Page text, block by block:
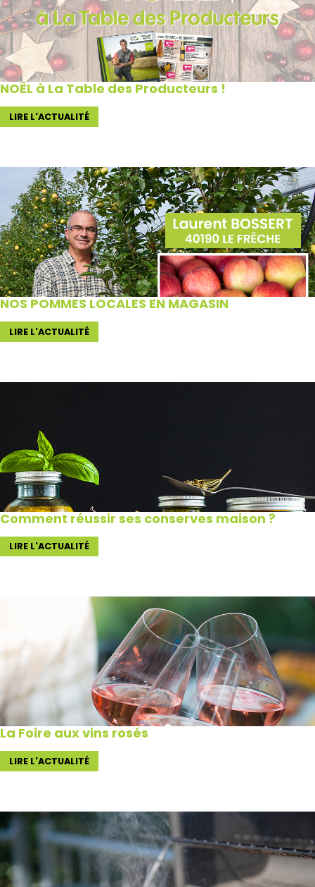
NOËL à La Table des Producteurs !
LIRE L'ACTUALITÉ
NOS POMMES LOCALES EN MAGASIN
LIRE L'ACTUALITÉ
Comment réussir ses conserves maison ?
LIRE L'ACTUALITÉ
La Foire aux vins rosés
LIRE L'ACTUALITÉ